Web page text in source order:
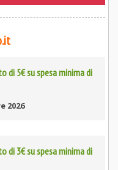
di 5€ su spesa minima di
2026
di 3€ su spesa minima di